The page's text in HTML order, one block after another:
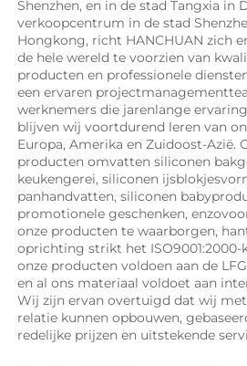
Shenzhen, en in de stad Tangxia in
verkoopcentrum in de stad
Hongkong, richt HANCHUAN zich
de hele wereld te voorzien van
producten en professionele
een ervaren
werknemers die jarenlange
blijven wij voortdurend leren van
Europa, Amerika en Zuidoost-Azië.
producten omvatten siliconen
keukengerei, siliconen
panhandvatten, siliconen
promotionele geschenken,
onze producten te waarborgen,
oprichting strikt het ISO9001:2000-
onze producten voldoen aan de
en al ons materiaal voldoet aan
Wij zijn ervan overtuigd dat wij
relatie kunnen opbouwen,
redelijke prijzen en uitstekende